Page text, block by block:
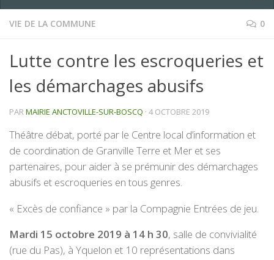
VIE DE LA COMMUNE 0
Lutte contre les escroqueries et
les démarchages abusifs
PARMAIRIE ANCTOVILLE-SUR-BOSCQ · 4 OCTOBRE 2019
Théâtre débat, porté par le Centre local d’information et
de coordination de Granville Terre et Mer et ses
partenaires, pour aider à se prémunir des démarchages
abusifs et escroqueries en tous genres.
« Excès de confiance » par la Compagnie Entrées de jeu.
Mardi 15 octobre 2019 à 14 h 30, salle de convivialité
(rue du Pas), à Yquelon et 10 représentations dans